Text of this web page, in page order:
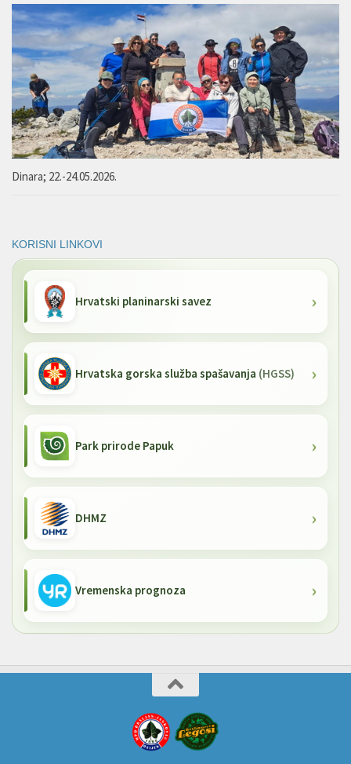
Dinara; 22.-24.05.2026.
KORISNI LINKOVI
Hrvatski planinarski savez
Hrvatska gorska služba spašavanja (HGSS)
Park prirode Papuk
DHMZ
Vremenska prognoza